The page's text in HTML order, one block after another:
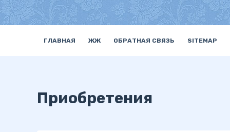
к
с
ГЛАВНАЯ ЖЖ ОБРАТНАЯ СВЯЗЬ SITEMAP
Приобретения